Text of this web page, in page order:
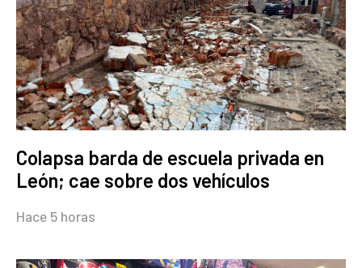
Colapsa barda de escuela privada en
León; cae sobre dos vehículos
Hace 5 horas